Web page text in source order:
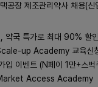
, 약국 특가로 최대 90% 할
up Academy 교육신
입 이벤트 (N페이 1만+스벅
Access Academy